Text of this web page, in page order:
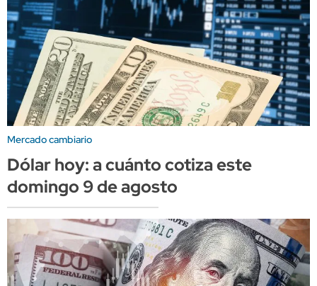
Mercado cambiario
Dólar hoy: a cuánto cotiza este
domingo 9 de agosto